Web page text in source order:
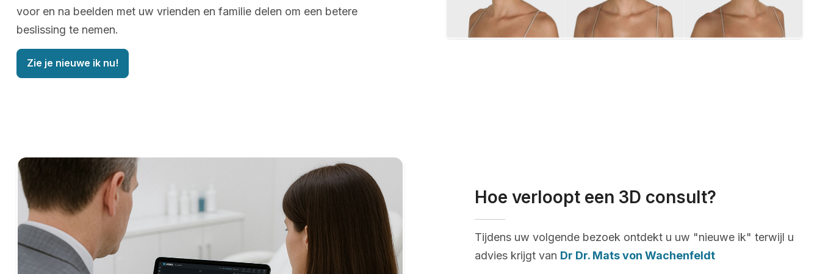
voor en na beelden met uw vrienden en familie delen om een betere
beslissing te nemen.
Zie je nieuwe ik nu!
Hoe verloopt een 3D consult?
Tijdens uw volgende bezoek ontdekt u uw "nieuwe ik" terwijl u
advies krijgt van Dr Dr. Mats von Wachenfeldt